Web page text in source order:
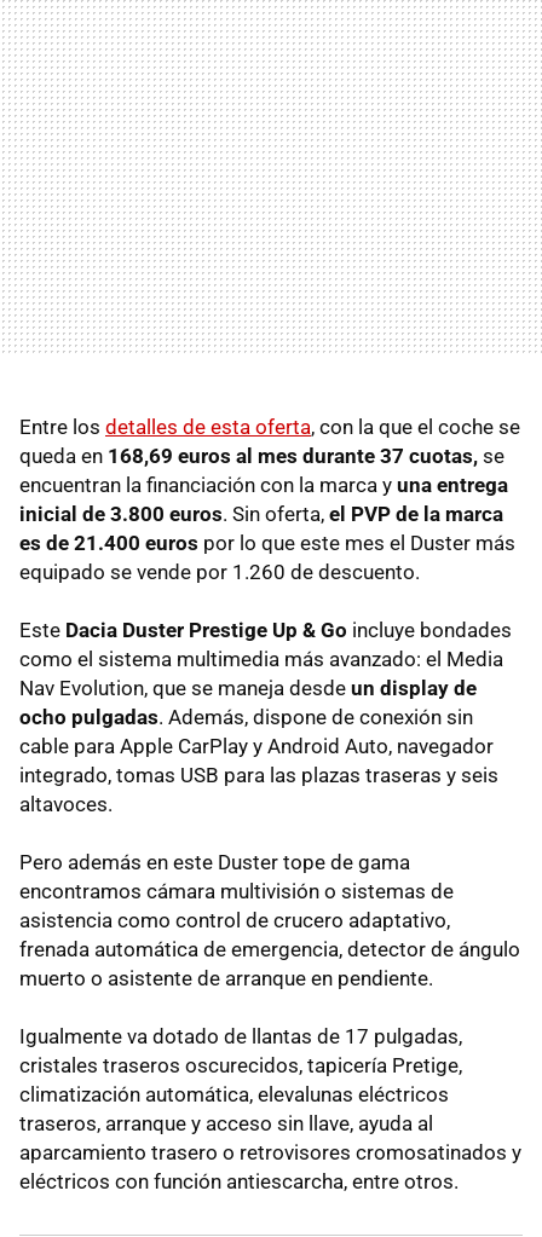
Entre los detalles de esta oferta, con la que el coche se
queda en 168,69 euros al mes durante 37 cuotas, se
encuentran la financiación con la marca y una entrega
inicial de 3.800 euros. Sin oferta, el PVP de la marca
es de 21.400 euros por lo que este mes el Duster más
equipado se vende por 1.260 de descuento.
Este Dacia Duster Prestige Up & Go incluye bondades
como el sistema multimedia más avanzado: el Media
Nav Evolution, que se maneja desde un display de
ocho pulgadas. Además, dispone de conexión sin
cable para Apple CarPlay y Android Auto, navegador
integrado, tomas USB para las plazas traseras y seis
altavoces.
Pero además en este Duster tope de gama
encontramos cámara multivisión o sistemas de
asistencia como control de crucero adaptativo,
frenada automática de emergencia, detector de ángulo
muerto o asistente de arranque en pendiente.
Igualmente va dotado de llantas de 17 pulgadas,
cristales traseros oscurecidos, tapicería Pretige,
climatización automática, elevalunas eléctricos
traseros, arranque y acceso sin llave, ayuda al
aparcamiento trasero o retrovisores cromosatinados y
eléctricos con función antiescarcha, entre otros.